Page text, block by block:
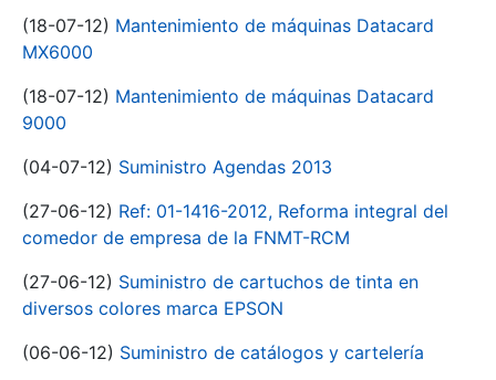
(18-07-12) Mantenimiento de máquinas Datacard
MX6000
(18-07-12) Mantenimiento de máquinas Datacard
9000
(04-07-12) Suministro Agendas 2013
(27-06-12) Ref: 01-1416-2012, Reforma integral del
comedor de empresa de la FNMT-RCM
(27-06-12) Suministro de cartuchos de tinta en
diversos colores marca EPSON
(06-06-12) Suministro de catálogos y cartelería